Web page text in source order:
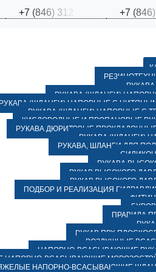
+7 (846) 31 +7 (846)
РУКАВА (ШЛАНГИ)
(ШЛАНГИ) НАПОРНЫЕ С НИТЯНЫМ
РУКАВА (ШЛАНГИ) НАПОРНЫЕ С
КИСЛОРОДНЫЕ И ПРОПАНОВЫЕ
РУКАВА ДЮРИТОВЫЕ ПРОКЛАДОЧНЫЕ
РУКАВА (ШЛАНГИ)
РУКАВА, ШЛАНГИ ДЛЯ
РУКАВА
РУКАВ ВЫСОКОГО
РУКАВ ВЫСОКОГО
ПОДБОР И РЕАЛИЗАЦИЯ
ПРАВИЛА
РУКАВ ПВХ
ВОЗДУШНЫЕ
НАПОРНО-ВСАСЫВАЮЩИЕ
НАПОРНО-ВСАСЫВАЮЩИЕ
НАПОРНО-ВСАСЫВАЮЩИЕ